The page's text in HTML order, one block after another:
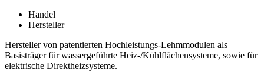
Handel
Hersteller
Hersteller von patentierten Hochleistungs-Lehmmodulen als
Basisträger für wassergeführte Heiz-/Kühlflächensysteme, sowie für
elektrische Direktheizsysteme.